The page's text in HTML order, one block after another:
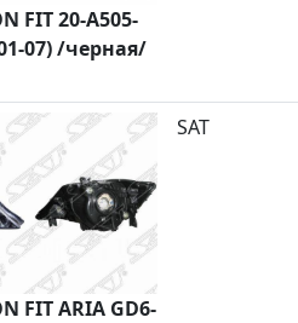
FIT 20-A505-
07) /черная/
FIT ARIA GD6-
SAT